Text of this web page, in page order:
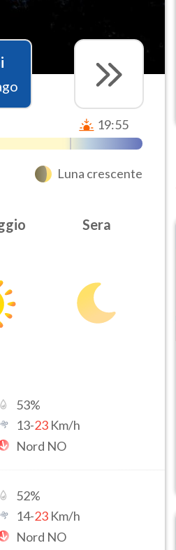
19:55
Luna crescente
Sera
53%
13-23 Km/h
Nord NO
52%
14-23 Km/h
Nord NO